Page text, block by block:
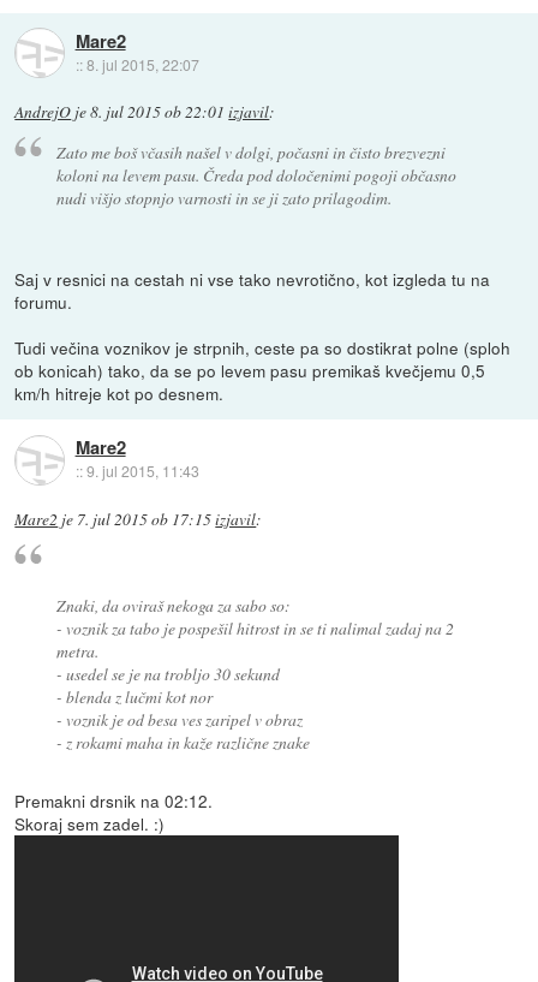
Mare2
::8. jul 2015, 22:07
AndrejO je8. jul 2015 ob 22:01 izjavil:
Zato me boš včasih našel v dolgi, počasni in čisto brezvezni
koloni na levem pasu. Čreda pod določenimi pogoji občasno
nudi višjo stopnjo varnosti in se ji zato prilagodim.
Saj v resnici na cestah ni vse tako nevrotično, kot izgleda tu na
forumu.
Tudi večina voznikov je strpnih, ceste pa so dostikrat polne (sploh
ob konicah) tako, da se po levem pasu premikaš kvečjemu 0,5
km/h hitreje kot po desnem.
Mare2
::9. jul 2015, 11:43
Mare2 je 7. jul 2015 ob 17:15izjavil:
Znaki, da oviraš nekoga za sabo so:
- voznik za tabo je pospešil hitrost in se ti nalimal zadaj na 2
metra.
- usedel se je na trobljo 30 sekund
- blenda z lučmi kot nor
- voznik je od besa ves zaripel v obraz
- z rokami maha in kaže različne znake
Premakni drsnik na 02:12.
Skoraj sem zadel. :)